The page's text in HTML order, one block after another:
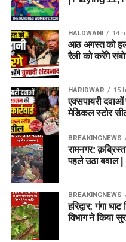
HALDWANI 14
आठ अगस्त को
रैली को करेंगे
HARIDWAR 15
एक्सपायरी दवाओं
मेडिकल स्टोर
BREAKINGNEWS
रामनगर:
पहले उठा बवाल |
BREAKINGNEWS
हरिद्वार: गंगा
विभाग ने किया